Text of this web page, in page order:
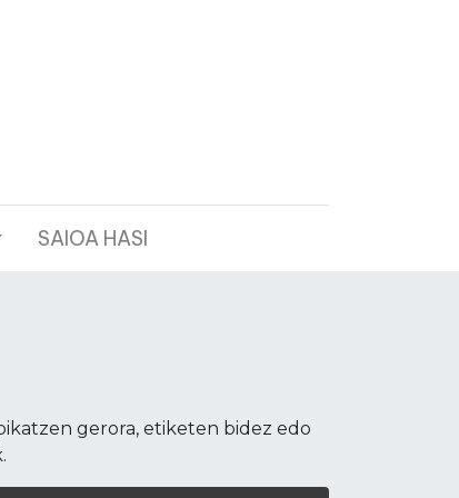
SAIOA HASI
gerora, etiketen bidez edo